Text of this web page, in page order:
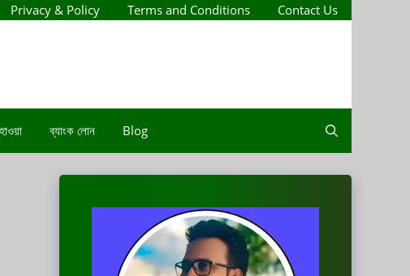
Privacy & Policy Terms and Conditions Contact Us
ব্যাংক লোন Blog